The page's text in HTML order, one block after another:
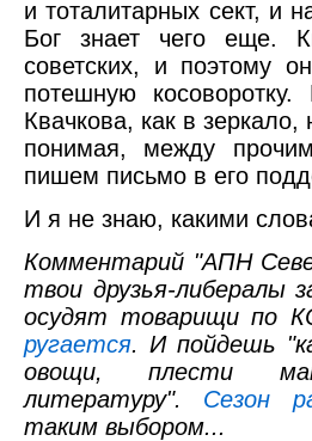
и тоталитарных сект, и
Бог знает чего еще.
советских, и поэтому
потешную
Квачкова, как в
понимая, между
пишем письмо в его
И я не знаю, какими
Комментарий "АПН
твои друзья-либералы
осудят товарищи по
ругается. И пойдешь
овощи, плести
литературу". Сезон
таким выбором...